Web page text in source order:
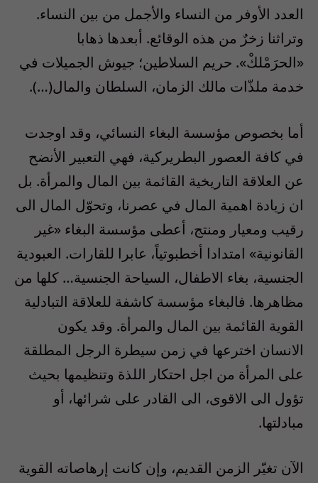
العدد الأوفر من النساء والأجمل من بين النساء.
وتراثنا زخرٌ من هذه الوقائع. أبعدها ذهابا
«الحرَمْلكْ». حريم السلاطين؛ جيوش الجميلات في
خدمة ملذّات مالك الزمان، السلطان والمال(…).
أما بخصوص مؤسسة البغاء النسائي، وقد اوجدت
في كافة العصور البطريركية، فهي التعبير الأنضح
عن العلاقة التاريخية القائمة بين المال والمرأة. بل
ان زيادة اهمية المال في عصرنا، وتحوّل المال الى
رقيب ومعيار ومنتج، أعطى مؤسسة البغاء «غير
القانونية» امتدادا أخطبوتياً، عابرا للقارات. العبودية
الجنسية، بغاء الاطفال، السياحة الجنسية… كلها من
مظاهرها. فالبغاء مؤسسة كاشفة للعلاقة التبادلية
القوية القائمة بين المال والمرأة. وقد يكون
الانسان اخترعها في زمن سيطرة الرجل المطلقة
على المرأة من اجل احتكار اللذة وتنظيمها بحيث
تؤول الى الاقوى، الى القادر على شرائها، أو
مبادلتها.
الآن تغيّر الزمن القديم، وإن كانت إرهاصاته القوية